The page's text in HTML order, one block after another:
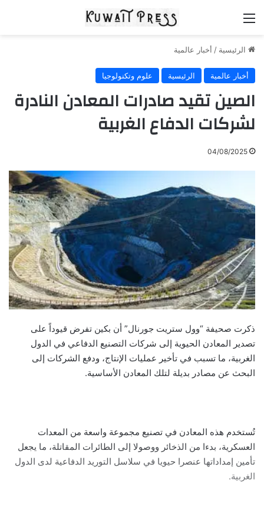
الرئيسية / أخبار عالمية
أخبار عالمية الرئيسية علوم وتكنولوجيا
الصين تقيد صادرات المعادن النادرة
لشركات الدفاع الغربية
04/08/2025
ذكرت صحيفة “وول ستريت جورنال” أن بكين تفرض قيوداً على
تصدير المعادن الحيوية إلى شركات التصنيع الدفاعي في الدول
الغربية، ما تسبب في تأخير عمليات الإنتاج، ودفع الشركات إلى
البحث عن مصادر بديلة لتلك المعادن الأساسية.
تُستخدم هذه المعادن في تصنيع مجموعة واسعة من المعدات
العسكرية، بدءا من الذخائر ووصولا إلى الطائرات المقاتلة، ما يجعل
تأمين إمداداتها عنصرا حيويا في سلاسل التوريد الدفاعية لدى الدول
الغربية.